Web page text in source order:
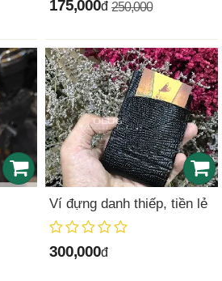
175,000đ 250,000
Ví đựng danh thiếp, tiền lẻ
300,000đ